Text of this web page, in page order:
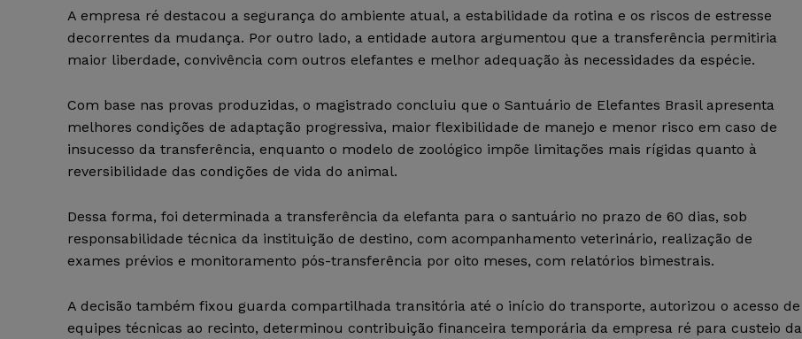
A empresa ré destacou a segurança do ambiente atual, a estabilidade da rotina e os riscos de estresse
decorrentes da mudança. Por outro lado, a entidade autora argumentou que a transferência permitiria
maior liberdade, convivência com outros elefantes e melhor adequação às necessidades da espécie.
Com base nas provas produzidas, o magistrado concluiu que o Santuário de Elefantes Brasil apresenta
melhores condições de adaptação progressiva, maior flexibilidade de manejo e menor risco em caso de
insucesso da transferência, enquanto o modelo de zoológico impõe limitações mais rígidas quanto à
reversibilidade das condições de vida do animal.
Dessa forma, foi determinada a transferência da elefanta para o santuário no prazo de 60 dias, sob
responsabilidade técnica da instituição de destino, com acompanhamento veterinário, realização de
exames prévios e monitoramento pós-transferência por oito meses, com relatórios bimestrais.
A decisão também fixou guarda compartilhada transitória até o início do transporte, autorizou o acesso de
equipes técnicas ao recinto, determinou contribuição financeira temporária da empresa ré para custeio da